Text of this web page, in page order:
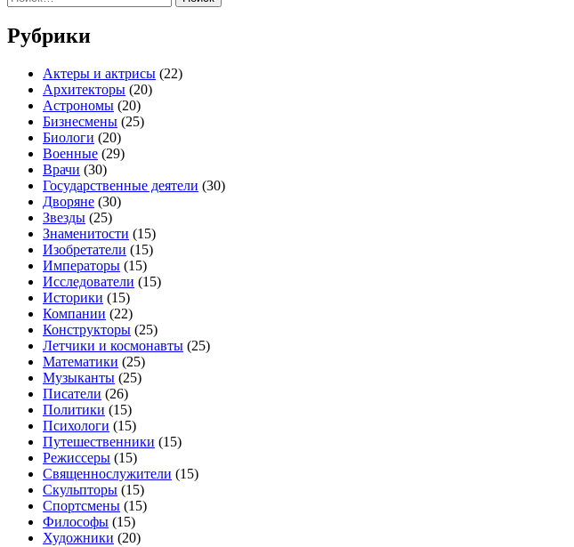
Рубрики
Актеры и актрисы (22)
Архитекторы (20)
Астрономы (20)
Бизнесмены (25)
Биологи (20)
Военные (29)
Врачи (30)
Государственные деятели (30)
Дворяне (30)
Звезды (25)
Знаменитости (15)
Изобретатели (15)
Императоры (15)
Исследователи (15)
Историки (15)
Компании (22)
Конструкторы (25)
Летчики и космонавты (25)
Математики (25)
Музыканты (25)
Писатели (26)
Политики (15)
Психологи (15)
Путешественники (15)
Режиссеры (15)
Священнослужители (15)
Скульпторы (15)
Спортсмены (15)
Философы (15)
Художники (20)